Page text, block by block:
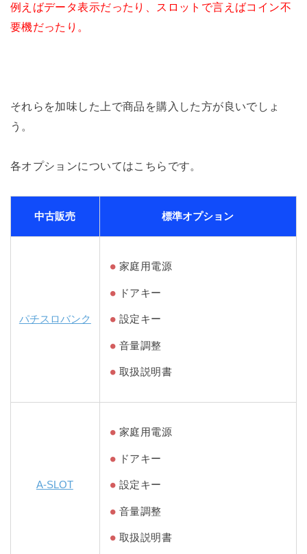
例えばデータ表示だったり、スロットで言えばコイン不
要機だったり。
それらを加味した上で商品を購入した方が良いでしょ
う。
各オプションについてはこちらです。
中古販売 標準オプション
パチスロバンク
家庭用電源
ドアキー
設定キー
音量調整
取扱説明書
A-SLOT
家庭用電源
ドアキー
設定キー
音量調整
取扱説明書